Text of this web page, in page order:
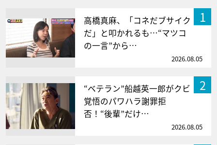
1
高橋真麻、「コネだブサイク
だ」と叩かれるも…“マツコ
の一言”から…
2026.08.05
2
“ベテラン”船越英一郎がクビ
覚悟のパワハラ謝罪拒
否！“後輩”だけ…
2026.08.05